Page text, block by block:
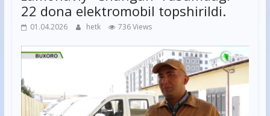
22 dona elektromobil topshirildi.
01.04.2026 hetk 736 Views